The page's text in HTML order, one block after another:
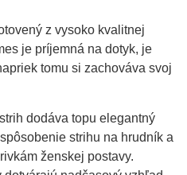
z vysoko kvalitnej
je príjemná na dotyk, je
tomu si zachováva svoj
dodáva topu elegantný
strihu na hrudník a
ženskej postavy.